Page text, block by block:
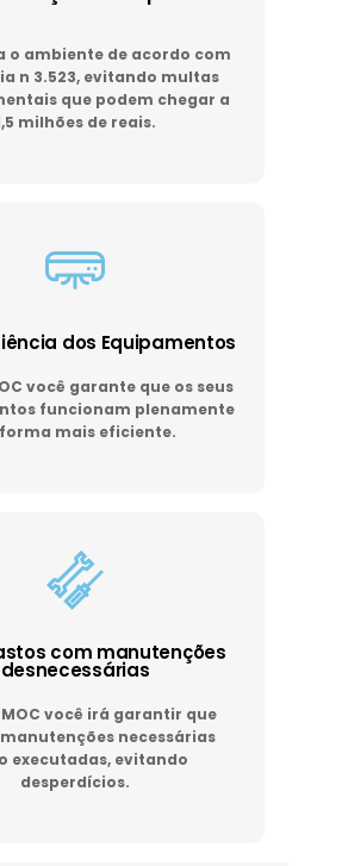
o ambiente de acordo com
n 3.523, evitando multas
que podem chegar a
milhões de reais.
dos Equipamentos
você garante que os seus
funcionam plenamente
mais eficiente.
com manutenções
desnecessárias
você irá garantir que
necessárias
executadas, evitando
desperdícios.